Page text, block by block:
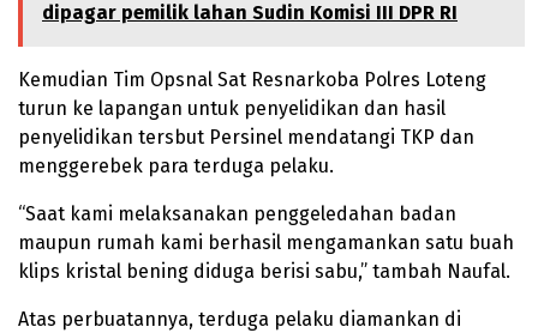
dipagar pemilik lahan Sudin Komisi III DPR RI
Kemudian Tim Opsnal Sat Resnarkoba Polres Loteng
turun ke lapangan untuk penyelidikan dan hasil
penyelidikan tersbut Persinel mendatangi TKP dan
menggerebek para terduga pelaku.
“Saat kami melaksanakan penggeledahan badan
maupun rumah kami berhasil mengamankan satu buah
klips kristal bening diduga berisi sabu,” tambah Naufal.
Atas perbuatannya, terduga pelaku diamankan di